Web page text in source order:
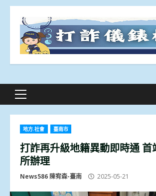
Primary
地方.社會 臺南市
打詐再升級地籍異動即時通 首
所辦理
News586 陳宥森-臺南 2025-05-21